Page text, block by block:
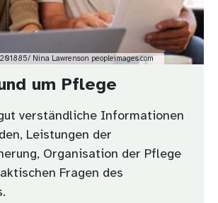
Nina Lawrenson peopleimages.com
um Pflege
verständliche Informationen
Leistungen der
Organisation der Pflege
Fragen des